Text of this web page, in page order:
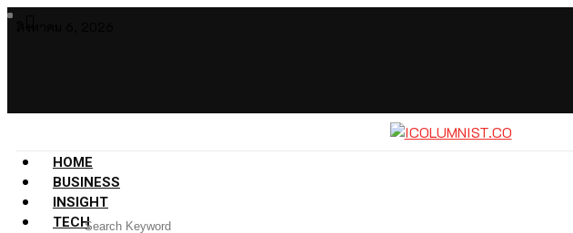
HOME
BUSINESS
INSIGHT
TECH